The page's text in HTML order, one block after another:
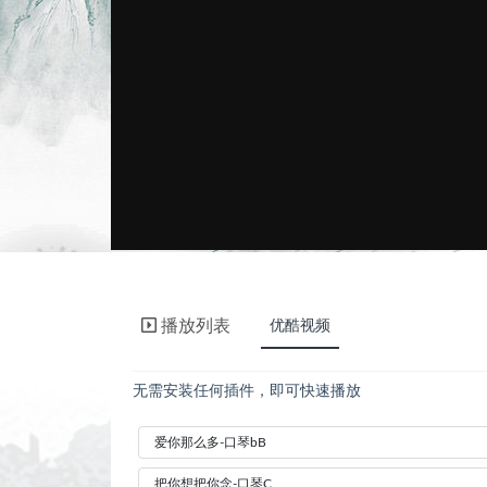
播放列表 优酷视频
无需安装任何插件，即可快速播放
爱你那么多-口琴bB
把你想把你念-口琴C